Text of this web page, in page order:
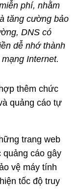
phí, nhằm
tăng cường bảo
DNS có
dễ nhớ thành
Internet.
thêm chức
quảng cáo tự
trang web
quảng cáo gây
vệ máy tính
tốc độ truy